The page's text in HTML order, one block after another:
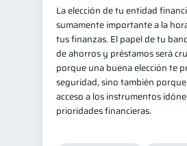
La elección de tu entidad
sumamente importante a la
tus finanzas. El papel de tu
de ahorros y préstamos será
porque una buena elección te
seguridad, sino también
acceso a los instrumentos
prioridades financieras.